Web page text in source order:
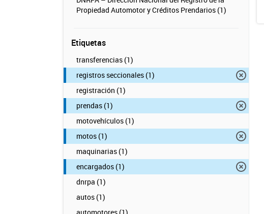
Propiedad Automotor y Créditos Prendarios (1)
Etiquetas
transferencias (1)
registros seccionales (1)
registración (1)
prendas (1)
motovehículos (1)
motos (1)
maquinarias (1)
encargados (1)
dnrpa (1)
autos (1)